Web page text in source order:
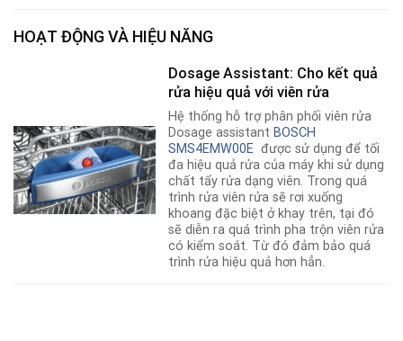
HOẠT ĐỘNG VÀ HIỆU NĂNG
Dosage Assistant: Cho kết quả
rửa hiệu quả với viên rửa
Hệ thống hỗ trợ phân phối viên rửa
Dosage assistant BOSCH
SMS4EMW00E được sử dụng để tối
đa hiệu quả rửa của máy khi sử dụng
chất tẩy rửa dạng viên. Trong quá
trình rửa viên rửa sẽ rơi xuống
khoang đặc biệt ở khay trên, tại đó
sẽ diễn ra quá trình pha trộn viên rửa
có kiểm soát. Từ đó đảm bảo quá
trình rửa hiệu quả hơn hẳn.